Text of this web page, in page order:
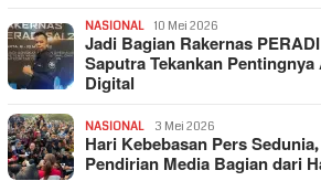
NASIONAL 10 Mei 2026
Jadi Bagian Rakernas
Saputra Tekankan
Digital
NASIONAL 3 Mei 2026
Hari Kebebasan Pers
Pendirian Media Bagian dari